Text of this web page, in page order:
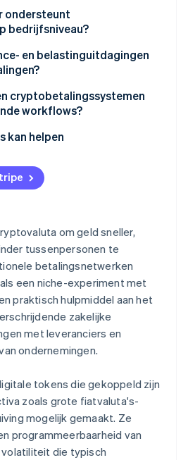
ondersteunt
bedrijfsniveau?
integratie
en belastinguitdagingen
cryptobetalingssystemen
workflows?
kan helpen
om geld sneller,
tussenpersonen te
betalingsnetwerken
een niche-experiment met
praktisch hulpmiddel aan het
zakelijke
met leveranciers en
ondernemingen.
tokens die gekoppeld zijn
zoals grote fiatvaluta's-
mogelijk gemaakt. Ze
programmeerbaarheid van
die typisch